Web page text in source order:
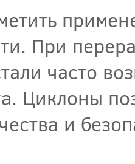
При
часто
Циклоны
и